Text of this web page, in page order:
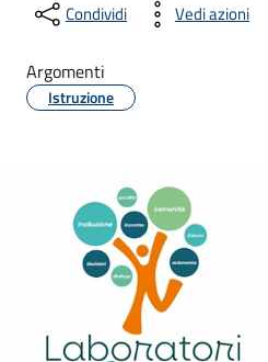
Condividi Vedi azioni
Argomenti
Istruzione